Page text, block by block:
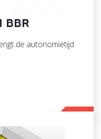
BBR
de autonomietijd